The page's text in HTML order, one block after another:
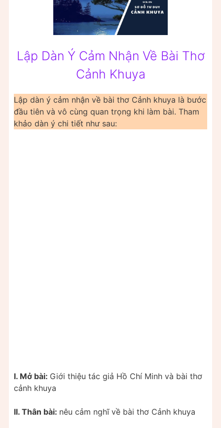
Lập Dàn Ý Cảm Nhận Về Bài Thơ
Cảnh Khuya
Lập dàn ý cảm nhận về bài thơ Cảnh khuya là bước
đầu tiên và vô cùng quan trọng khi làm bài. Tham
khảo dàn ý chi tiết như sau:
I. Mở bài: Giới thiệu tác giả Hồ Chí Minh và bài thơ
cảnh khuya
II. Thân bài: nêu cảm nghĩ về bài thơ Cảnh khuya